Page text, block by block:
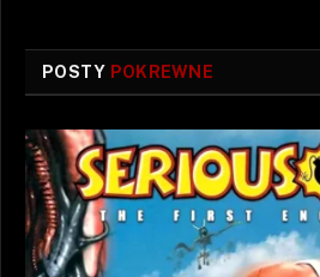
POSTY POKREWNE